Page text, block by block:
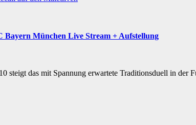
Bayern München Live Stream + Aufstellung
steigt das mit Spannung erwartete Traditionsduell in